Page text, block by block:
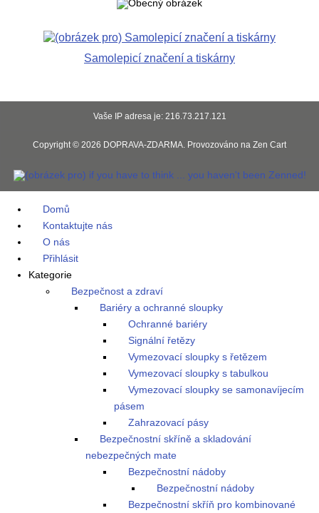
Samolepicí značení a tiskárny
Vaše IP adresa je: 216.73.217.121
Copyright © 2026 DOPRAVA-ZDARMA. Provozováno na Zen Cart
Domů
Kontaktujte nás
O nás
Přihlásit
Kategorie
Bezpečnost a zdraví
Bariéry a ochranné sloupky
Ochranné bariéry
Signální řetězy
Vymezovací sloupky s řetězem
Vymezovací sloupky s tabulkou
Vymezovací sloupky se samonavíjecím
pásem
Zahrazovací pásy
Bezpečnostní skříně a skladování
nebezpečných mate
Bezpečnostní nádoby
Bezpečnostní nádoby
Bezpečnostní skříň pro kombinované